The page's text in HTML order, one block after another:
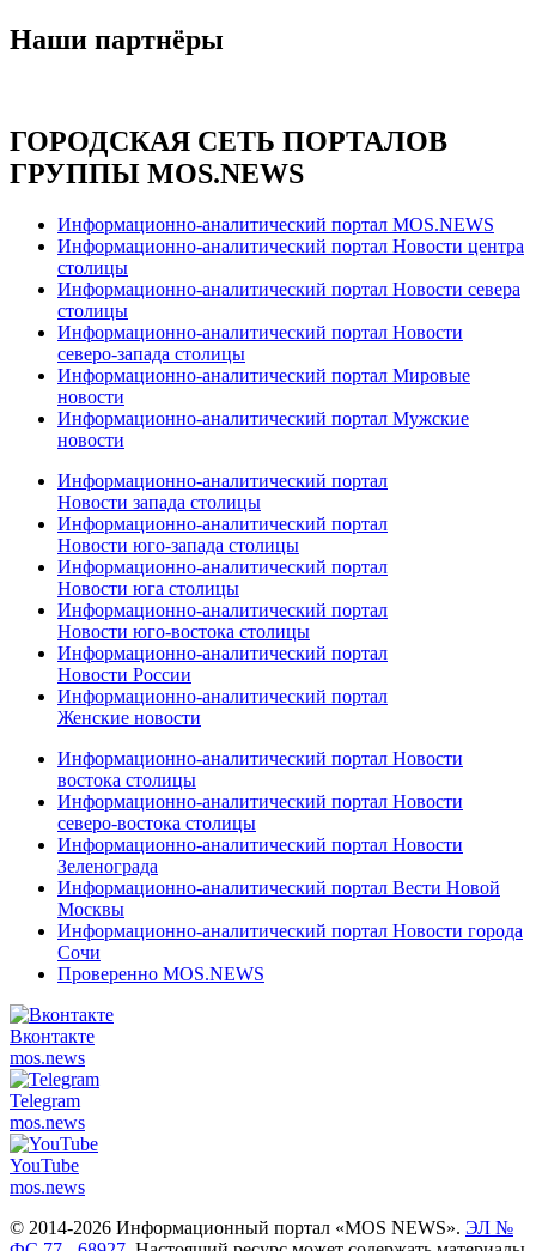
Наши партнёры
ГОРОДСКАЯ СЕТЬ ПОРТАЛОВ
ГРУППЫ MOS.NEWS
Информационно-аналитический портал MOS.NEWS
Информационно-аналитический портал Новости центра
столицы
Информационно-аналитический портал Новости севера
столицы
Информационно-аналитический портал Новости
северо-запада столицы
Информационно-аналитический портал Мировые
новости
Информационно-аналитический портал Мужские
новости
Информационно-аналитический портал
Новости запада столицы
Информационно-аналитический портал
Новости юго-запада столицы
Информационно-аналитический портал
Новости юга столицы
Информационно-аналитический портал
Новости юго-востока столицы
Информационно-аналитический портал
Новости России
Информационно-аналитический портал
Женские новости
Информационно-аналитический портал Новости
востока столицы
Информационно-аналитический портал Новости
северо-востока столицы
Информационно-аналитический портал Новости
Зеленограда
Информационно-аналитический портал Вести Новой
Москвы
Информационно-аналитический портал Новости города
Сочи
Проверенно MOS.NEWS
Вконтакте
mos.news
Telegram
mos.news
YouTube
mos.news
© 2014-2026 Информационный портал «MOS NEWS». ЭЛ №